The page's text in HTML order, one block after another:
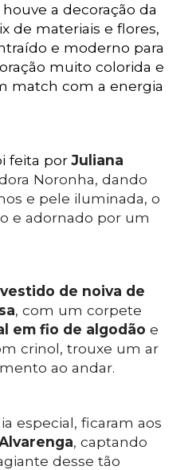
a decoração da
de materiais e flores,
e moderno para
muito colorida e
match com a energia
feita por Juliana
Noronha, dando
e pele iluminada, o
e adornado por um
vestido de noiva de
, com um corpete
em fio de algodão e
crinol, trouxe um ar
ao andar.
especial, ficaram aos
, captando
desse tão